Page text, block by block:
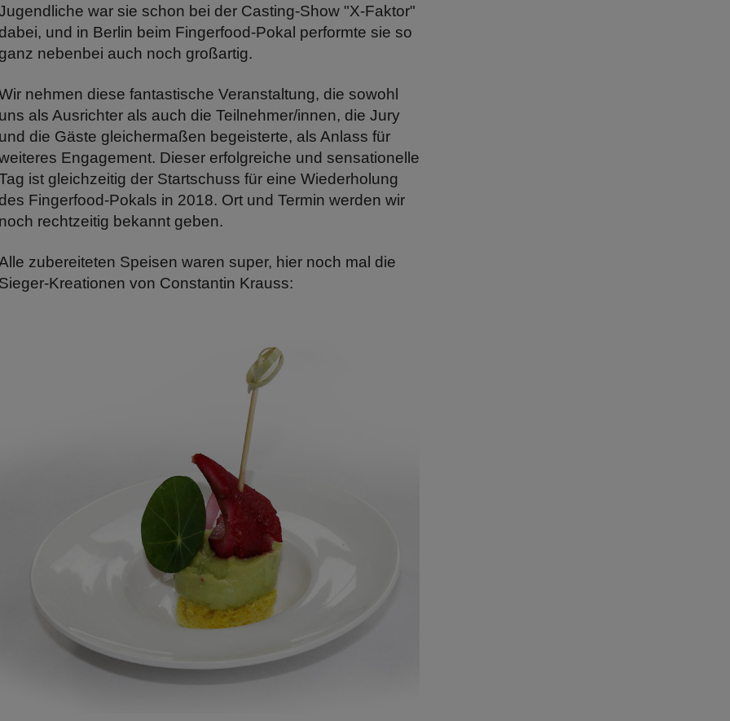
war sie schon bei der Casting-Show "X-Faktor"
und in Berlin beim Fingerfood-Pokal performte sie so
nebenbei auch noch großartig.
nehmen diese fantastische Veranstaltung, die sowohl
als Ausrichter als auch die Teilnehmer/innen, die Jury
die Gäste gleichermaßen begeisterte, als Anlass für
Engagement. Dieser erfolgreiche und sensationelle
ist gleichzeitig der Startschuss für eine Wiederholung
Fingerfood-Pokals in 2018. Ort und Termin werden wir
rechtzeitig bekannt geben.
zubereiteten Speisen waren super, hier noch mal die
Kreationen von Constantin Krauss: